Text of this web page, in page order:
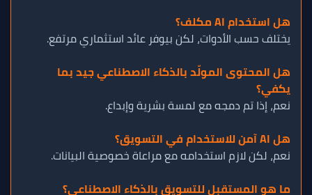
هل استخدام AI مكلف؟
يختلف حسب الأدوات، لكن بيوفر عائد استثماري مرتفع.
هل المحتوى المولّد بالذكاء الاصطناعي جيد بما
يكفي؟
نعم، إذا تم دمجه مع لمسة بشرية وإبداع.
هل AI آمن للاستخدام في التسويق؟
نعم، لكن لازم استخدامه مع مراعاة خصوصية البيانات.
ما هو المستقبل للتسويق بالذكاء الاصطناعي؟